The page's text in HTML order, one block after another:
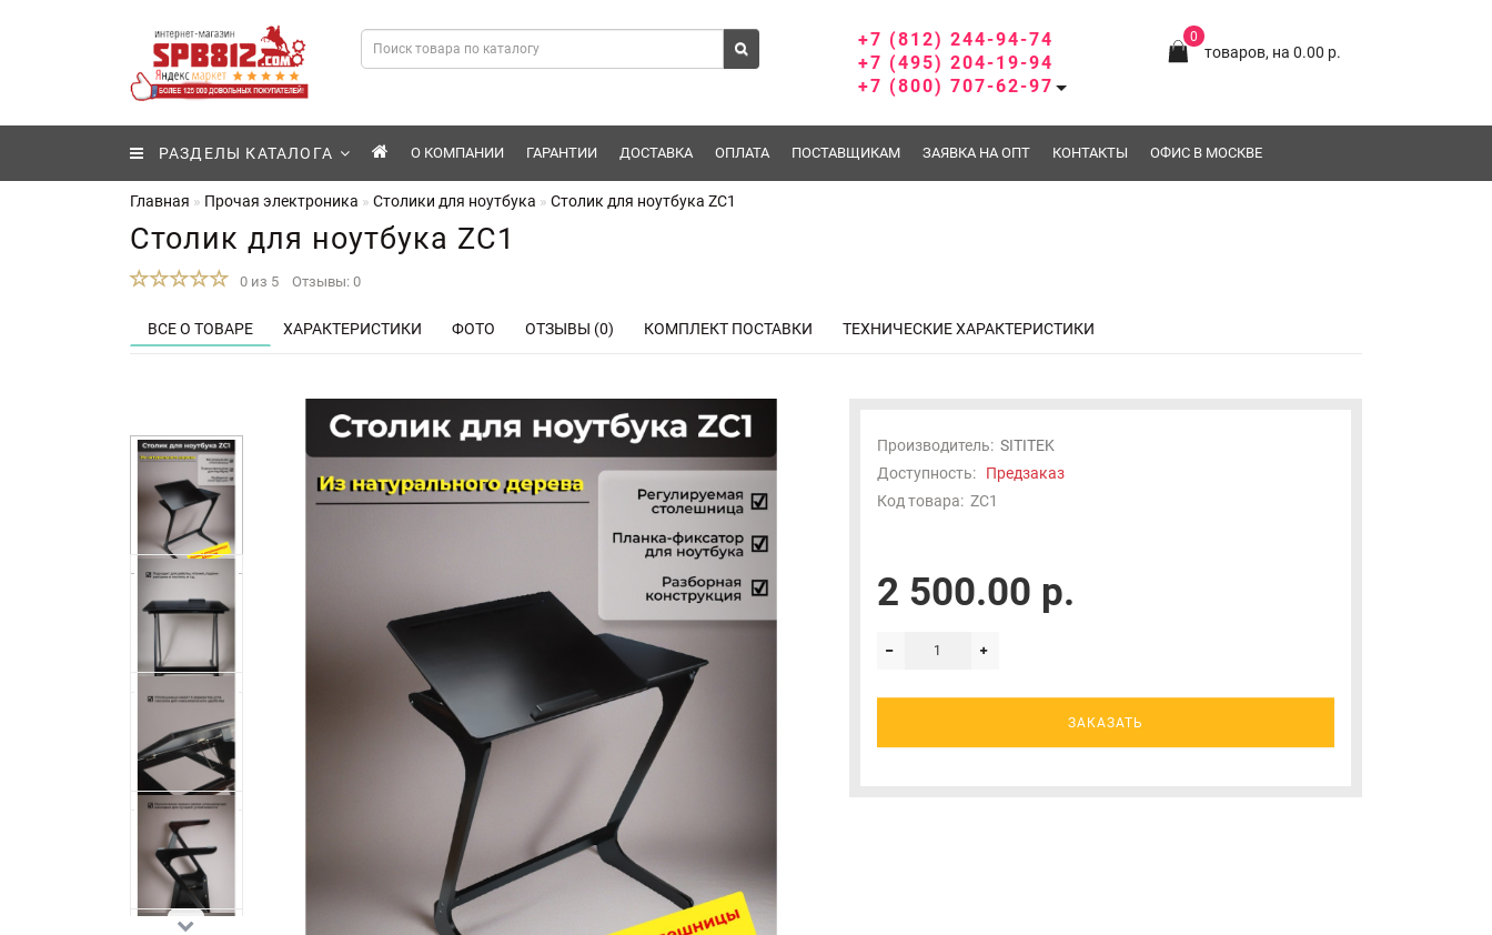
0
товаров, на 0.00 р.
+7 (812) 244-94-74
+7 (495) 204-19-94
+7 (800) 707-62-97
РАЗДЕЛЫ КАТАЛОГА О КОМПАНИИ ГАРАНТИИ ДОСТАВКА ОПЛАТА ПОСТАВЩИКАМ ЗАЯВКА НА ОПТ КОНТАКТЫ ОФИС В МОСКВЕ
Главная Прочая электроника Столики для ноутбука Столик для ноутбука ZC1
Столик для ноутбука ZC1
0 из 5 Отзывы: 0
ВСЕ О ТОВАРЕ ХАРАКТЕРИСТИКИ ФОТО ОТЗЫВЫ (0) КОМПЛЕКТ ПОСТАВКИ ТЕХНИЧЕСКИЕ ХАРАКТЕРИСТИКИ
Производитель: SITITEK
Доступность: Предзаказ
Код товара: ZC1
2 500.00 р.
ЗАКАЗАТЬ